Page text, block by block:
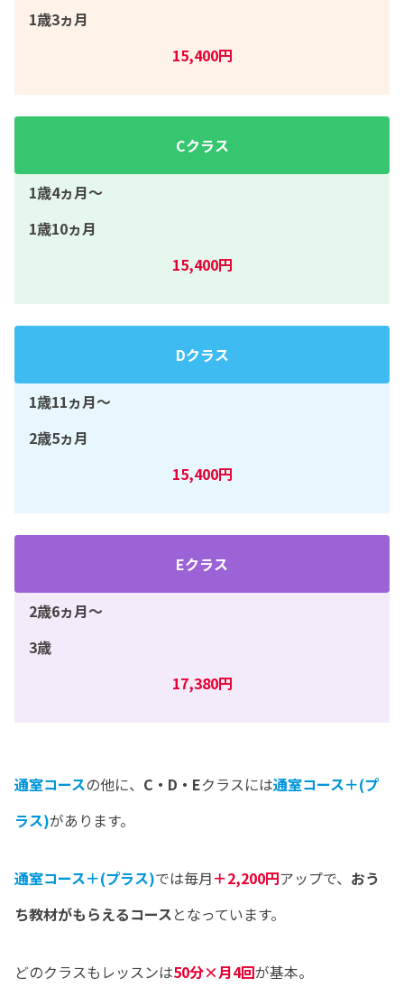
1歳3ヵ月
15,400円
Cクラス
1歳4ヵ月〜
1歳10ヵ月
15,400円
Dクラス
1歳11ヵ月〜
2歳5ヵ月
15,400円
Eクラス
2歳6ヵ月〜
3歳
17,380円
通室コースの他に、 C・D・Eクラスには通室コース＋(プ
ラス)があります。
通室コース＋(プラス)では毎月＋2,200円アップで、 おう
ち教材がもらえるコースとなっています。
どのクラスもレッスンは50分×月4回が基本。